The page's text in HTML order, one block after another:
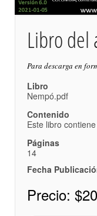
Libro
Para descarga en
Libro
Nempó.pdf
Contenido
Este libro
Páginas
14
Fecha
Precio: